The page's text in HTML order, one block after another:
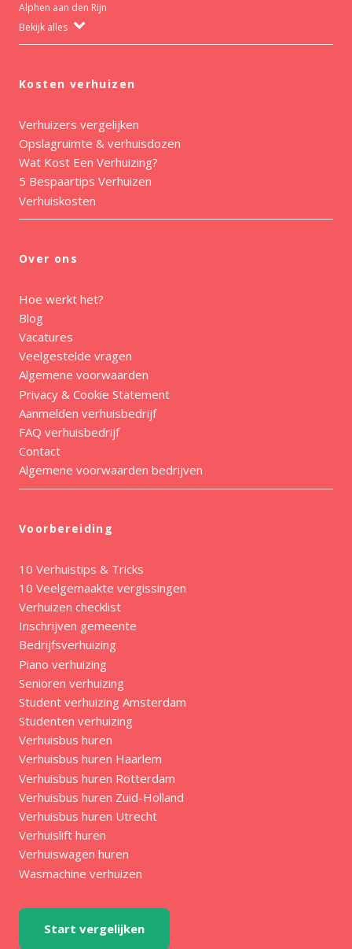
Alphen aan den Rijn
Bekijk alles
Kosten verhuizen
Verhuizers vergelijken
Opslagruimte & verhuisdozen
Wat Kost Een Verhuizing?
5 Bespaartips Verhuizen
Verhuiskosten
Over ons
Hoe werkt het?
Blog
Vacatures
Veelgestelde vragen
Algemene voorwaarden
Privacy & Cookie Statement
Aanmelden verhuisbedrijf
FAQ verhuisbedrijf
Contact
Algemene voorwaarden bedrijven
Voorbereiding
10 Verhuistips & Tricks
10 Veelgemaakte vergissingen
Verhuizen checklist
Inschrijven gemeente
Bedrijfsverhuizing
Piano verhuizing
Senioren verhuizing
Student verhuizing Amsterdam
Studenten verhuizing
Verhuisbus huren
Verhuisbus huren Haarlem
Verhuisbus huren Rotterdam
Verhuisbus huren Zuid-Holland
Verhuisbus huren Utrecht
Verhuislift huren
Verhuiswagen huren
Wasmachine verhuizen
Start vergelijken